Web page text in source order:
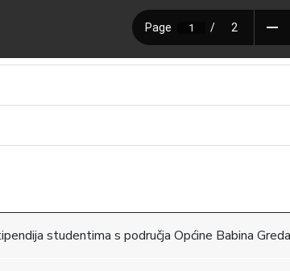
studentima s područja Općine Babina Greda